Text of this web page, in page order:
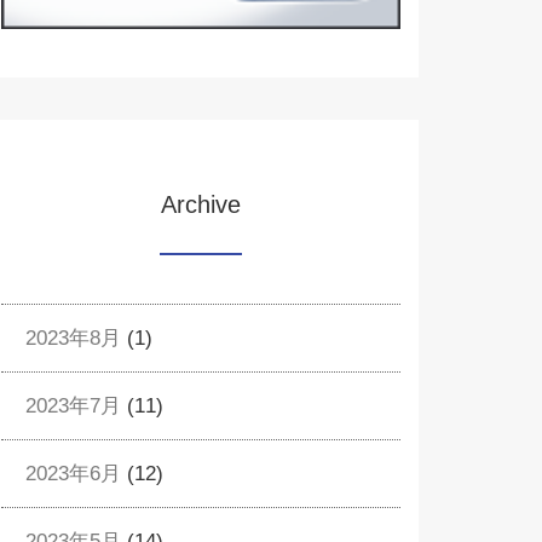
Archive
2023年8月 (1)
2023年7月 (11)
2023年6月 (12)